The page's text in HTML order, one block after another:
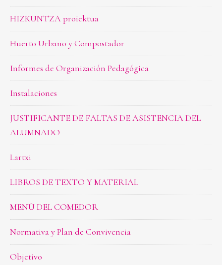
HIZKUNTZA proiektua
Huerto Urbano y Compostador
Informes de Organización Pedagógica
Instalaciones
JUSTIFICANTE DE FALTAS DE ASISTENCIA DEL
ALUMNADO
Lartxi
LIBROS DE TEXTO Y MATERIAL
MENÚ DEL COMEDOR
Normativa y Plan de Convivencia
Objetivo